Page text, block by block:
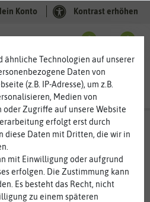
Konto Kontrast erhöhen
0 0
ähnliche Technologien auf unserer
Daten von
(z.B. IP-Adresse), um z.B.
Medien von
Zugriffe auf unsere Website
erfolgt erst durch
diese Daten mit Dritten, die wir in
mit Einwilligung oder aufgrund
erfolgen. Die Zustimmung kann
Es besteht das Recht, nicht
zu einem späteren